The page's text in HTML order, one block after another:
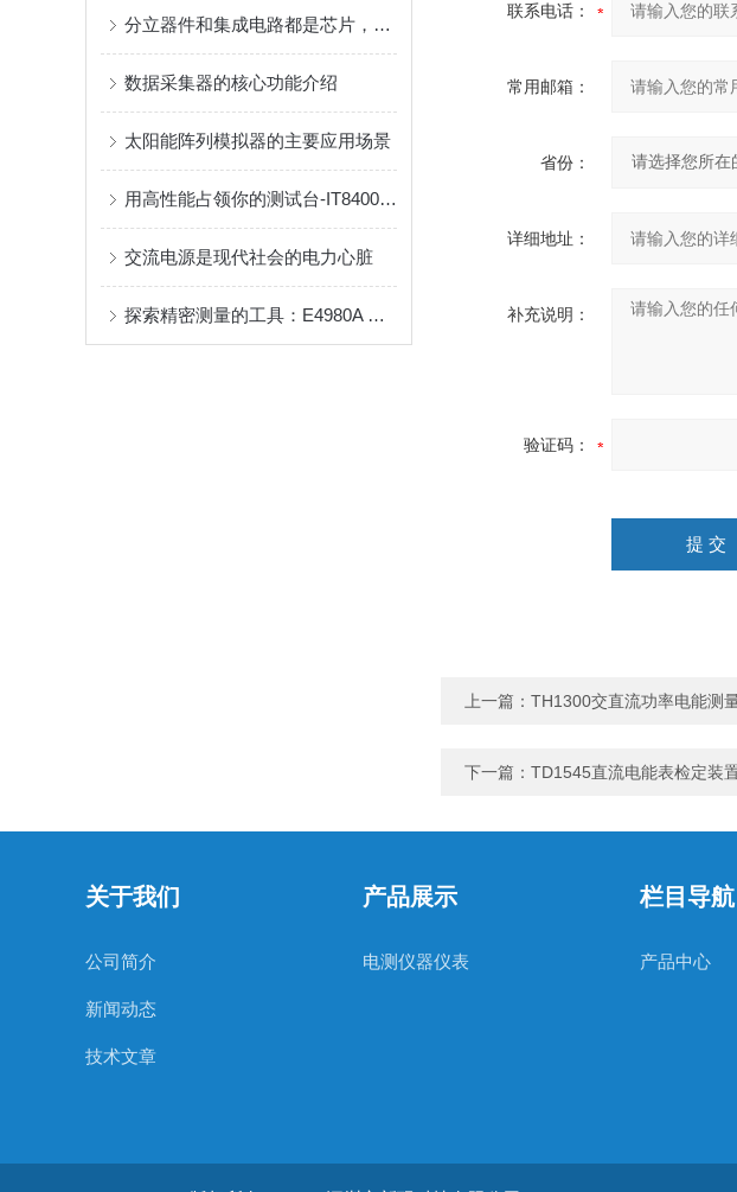
分立器件和集成电路都是芯片，它们有什么区别？
数据采集器的核心功能介绍
太阳能阵列模拟器的主要应用场景
用高性能占领你的测试台-IT8400系列高性能直流电子负载
交流电源是现代社会的电力心脏
探索精密测量的工具：E4980A 精密型LCR表
联系电话：
常用邮箱：
省份：
详细地址：
补充说明：
验证码：
上一篇： TH1300交直流功率电能测
下一篇： TD1545直流电能表检定装
关于我们
公司简介
新闻动态
技术文章
产品展示
电测仪器仪表
栏目导航
产品中心